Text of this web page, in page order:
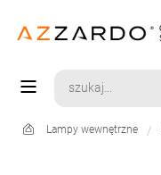
Lampy wewnętrzne